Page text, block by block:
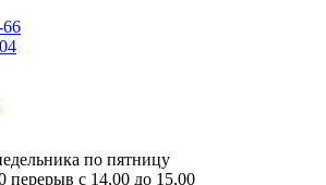
66
по пятницу
перерыв с 14,00 до 15,00